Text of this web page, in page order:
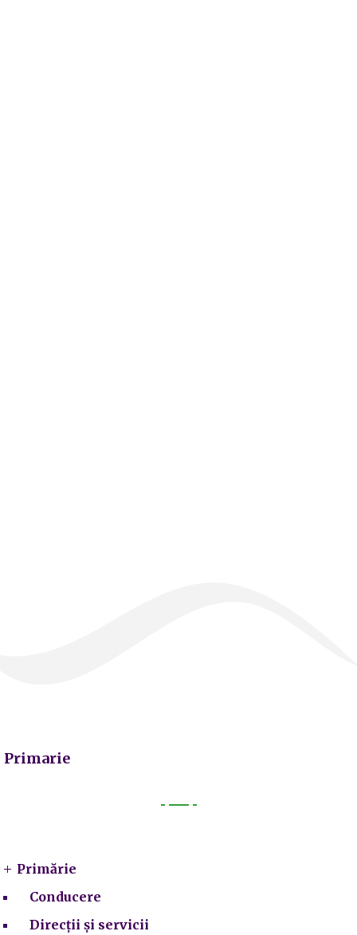
Primarie
Primărie
Conducere
Direcții și servicii